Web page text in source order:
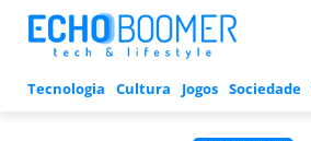
Tecnologia Cultura Jogos Sociedade